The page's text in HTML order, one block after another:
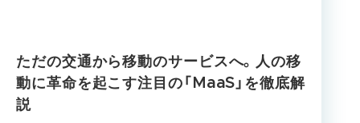
ただの交通から移動のサービスへ。人の移
動に革命を起こす注目の「MaaS」を徹底解
説